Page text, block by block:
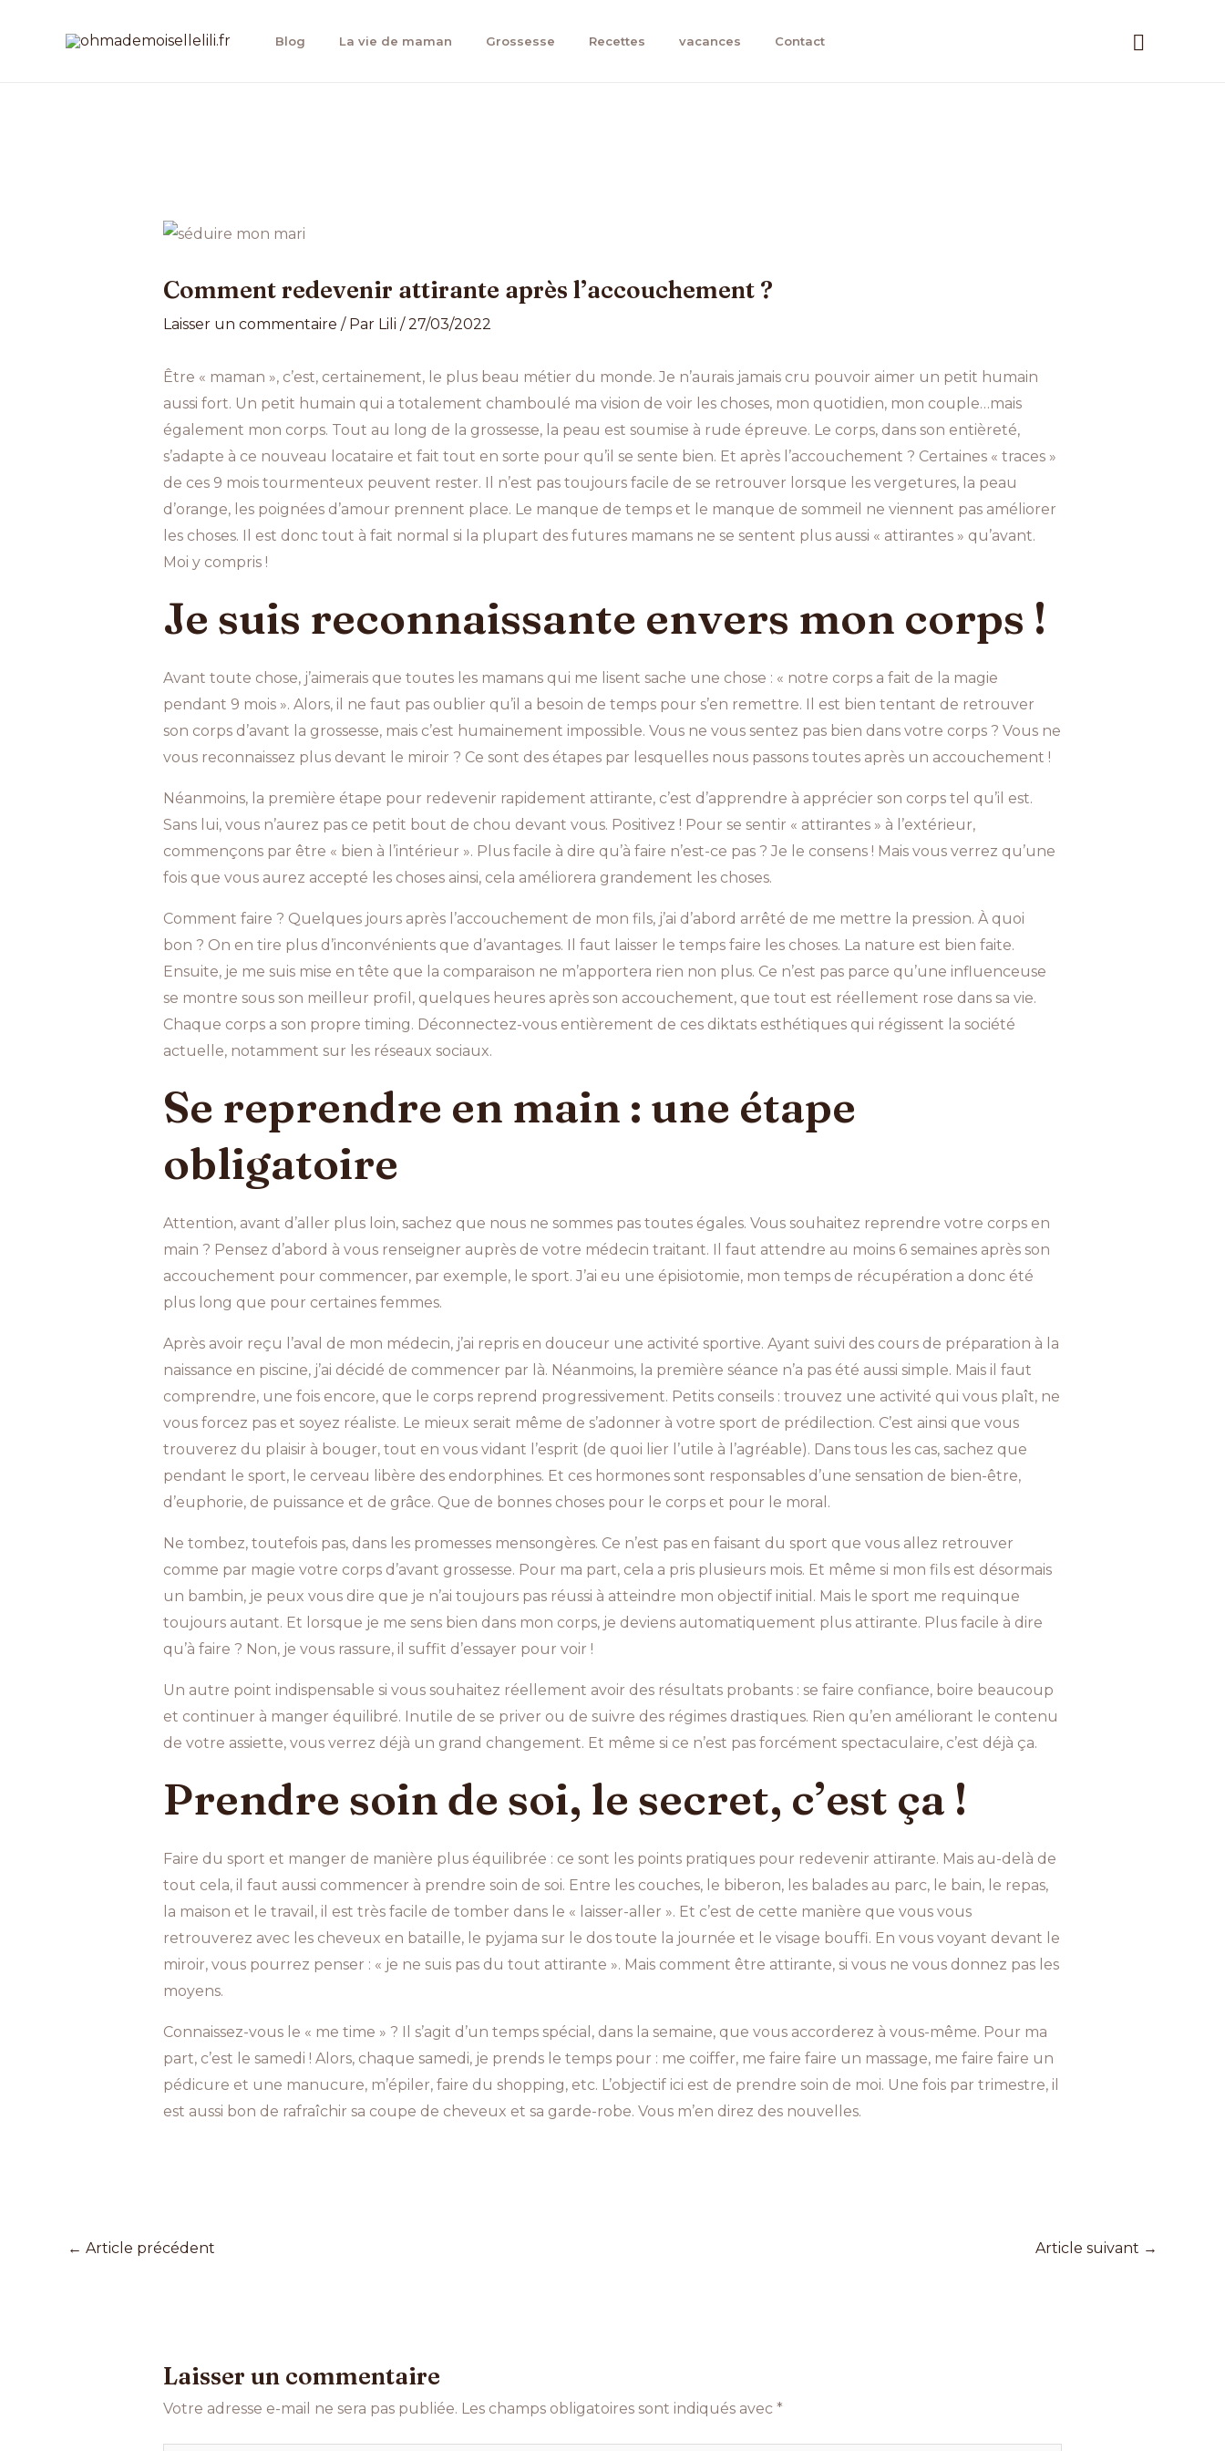
Blog La vie de maman Grossesse Recettes vacances Contact
Comment redevenir attirante après l’accouchement ?
Laisser un commentaire / Par Lili /27/03/2022
Être « maman », c’est, certainement, le plus beau métier du monde. Je n’aurais jamais cru pouvoir aimer un petit humain
aussi fort. Un petit humain qui a totalement chamboulé ma vision de voir les choses, mon quotidien, mon couple…mais
également mon corps. Tout au long de la grossesse, la peau est soumise à rude épreuve. Le corps, dans son entièreté,
s’adapte à ce nouveau locataire et fait tout en sorte pour qu’il se sente bien. Et après l’accouchement ? Certaines « traces »
de ces 9 mois tourmenteux peuvent rester. Il n’est pas toujours facile de se retrouver lorsque les vergetures, la peau
d’orange, les poignées d’amour prennent place. Le manque de temps et le manque de sommeil ne viennent pas améliorer
les choses. Il est donc tout à fait normal si la plupart des futures mamans ne se sentent plus aussi « attirantes » qu’avant.
Moi y compris !
Je suis reconnaissante envers mon corps !
Avant toute chose, j’aimerais que toutes les mamans qui me lisent sache une chose : « notre corps a fait de la magie
pendant 9 mois ». Alors, il ne faut pas oublier qu’il a besoin de temps pour s’en remettre. Il est bien tentant de retrouver
son corps d’avant la grossesse, mais c’est humainement impossible. Vous ne vous sentez pas bien dans votre corps ? Vous ne
vous reconnaissez plus devant le miroir ? Ce sont des étapes par lesquelles nous passons toutes après un accouchement !
Néanmoins, la première étape pour redevenir rapidement attirante, c’est d’apprendre à apprécier son corps tel qu’il est.
Sans lui, vous n’aurez pas ce petit bout de chou devant vous. Positivez ! Pour se sentir « attirantes » à l’extérieur,
commençons par être « bien à l’intérieur ». Plus facile à dire qu’à faire n’est-ce pas ? Je le consens ! Mais vous verrez qu’une
fois que vous aurez accepté les choses ainsi, cela améliorera grandement les choses.
Comment faire ? Quelques jours après l’accouchement de mon fils, j’ai d’abord arrêté de me mettre la pression. À quoi
bon ? On en tire plus d’inconvénients que d’avantages. Il faut laisser le temps faire les choses. La nature est bien faite.
Ensuite, je me suis mise en tête que la comparaison ne m’apportera rien non plus. Ce n’est pas parce qu’une influenceuse
se montre sous son meilleur profil, quelques heures après son accouchement, que tout est réellement rose dans sa vie.
Chaque corps a son propre timing. Déconnectez-vous entièrement de ces diktats esthétiques qui régissent la société
actuelle, notamment sur les réseaux sociaux.
Se reprendre en main : une étape
obligatoire
Attention, avant d’aller plus loin, sachez que nous ne sommes pas toutes égales. Vous souhaitez reprendre votre corps en
main ? Pensez d’abord à vous renseigner auprès de votre médecin traitant. Il faut attendre au moins 6 semaines après son
accouchement pour commencer, par exemple, le sport. J’ai eu une épisiotomie, mon temps de récupération a donc été
plus long que pour certaines femmes.
Après avoir reçu l’aval de mon médecin, j’ai repris en douceur une activité sportive. Ayant suivi des cours de préparation à la
naissance en piscine, j’ai décidé de commencer par là. Néanmoins, la première séance n’a pas été aussi simple. Mais il faut
comprendre, une fois encore, que le corps reprend progressivement. Petits conseils : trouvez une activité qui vous plaît, ne
vous forcez pas et soyez réaliste. Le mieux serait même de s’adonner à votre sport de prédilection. C’est ainsi que vous
trouverez du plaisir à bouger, tout en vous vidant l’esprit (de quoi lier l’utile à l’agréable). Dans tous les cas, sachez que
pendant le sport, le cerveau libère des endorphines. Et ces hormones sont responsables d’une sensation de bien-être,
d’euphorie, de puissance et de grâce. Que de bonnes choses pour le corps et pour le moral.
Ne tombez, toutefois pas, dans les promesses mensongères. Ce n’est pas en faisant du sport que vous allez retrouver
comme par magie votre corps d’avant grossesse. Pour ma part, cela a pris plusieurs mois. Et même si mon fils est désormais
un bambin, je peux vous dire que je n’ai toujours pas réussi à atteindre mon objectif initial. Mais le sport me requinque
toujours autant. Et lorsque je me sens bien dans mon corps, je deviens automatiquement plus attirante. Plus facile à dire
qu’à faire ? Non, je vous rassure, il suffit d’essayer pour voir !
Un autre point indispensable si vous souhaitez réellement avoir des résultats probants : se faire confiance, boire beaucoup
et continuer à manger équilibré. Inutile de se priver ou de suivre des régimes drastiques. Rien qu’en améliorant le contenu
de votre assiette, vous verrez déjà un grand changement. Et même si ce n’est pas forcément spectaculaire, c’est déjà ça.
Prendre soin de soi, le secret, c’est ça !
Faire du sport et manger de manière plus équilibrée : ce sont les points pratiques pour redevenir attirante. Mais au-delà de
tout cela, il faut aussi commencer à prendre soin de soi. Entre les couches, le biberon, les balades au parc, le bain, le repas,
la maison et le travail, il est très facile de tomber dans le « laisser-aller ». Et c’est de cette manière que vous vous
retrouverez avec les cheveux en bataille, le pyjama sur le dos toute la journée et le visage bouffi. En vous voyant devant le
miroir, vous pourrez penser : « je ne suis pas du tout attirante ». Mais comment être attirante, si vous ne vous donnez pas les
moyens.
Connaissez-vous le « me time » ? Il s’agit d’un temps spécial, dans la semaine, que vous accorderez à vous-même. Pour ma
part, c’est le samedi ! Alors, chaque samedi, je prends le temps pour : me coiffer, me faire faire un massage, me faire faire un
pédicure et une manucure, m’épiler, faire du shopping, etc. L’objectif ici est de prendre soin de moi. Une fois par trimestre, il
est aussi bon de rafraîchir sa coupe de cheveux et sa garde-robe. Vous m’en direz des nouvelles.
← Article précédent Article suivant →
Laisser un commentaire
Votre adresse e-mail ne sera pas publiée. Les champs obligatoires sont indiqués avec *